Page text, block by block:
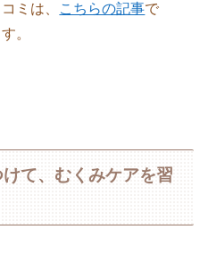
ミは、 こちらの記事で
。
て、むくみケアを習